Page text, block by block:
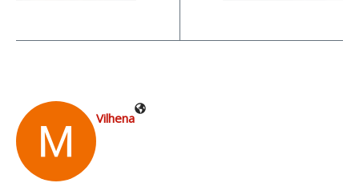
Vilhena